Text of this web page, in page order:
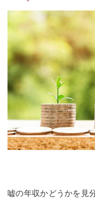
嘘の年収かどうかを見